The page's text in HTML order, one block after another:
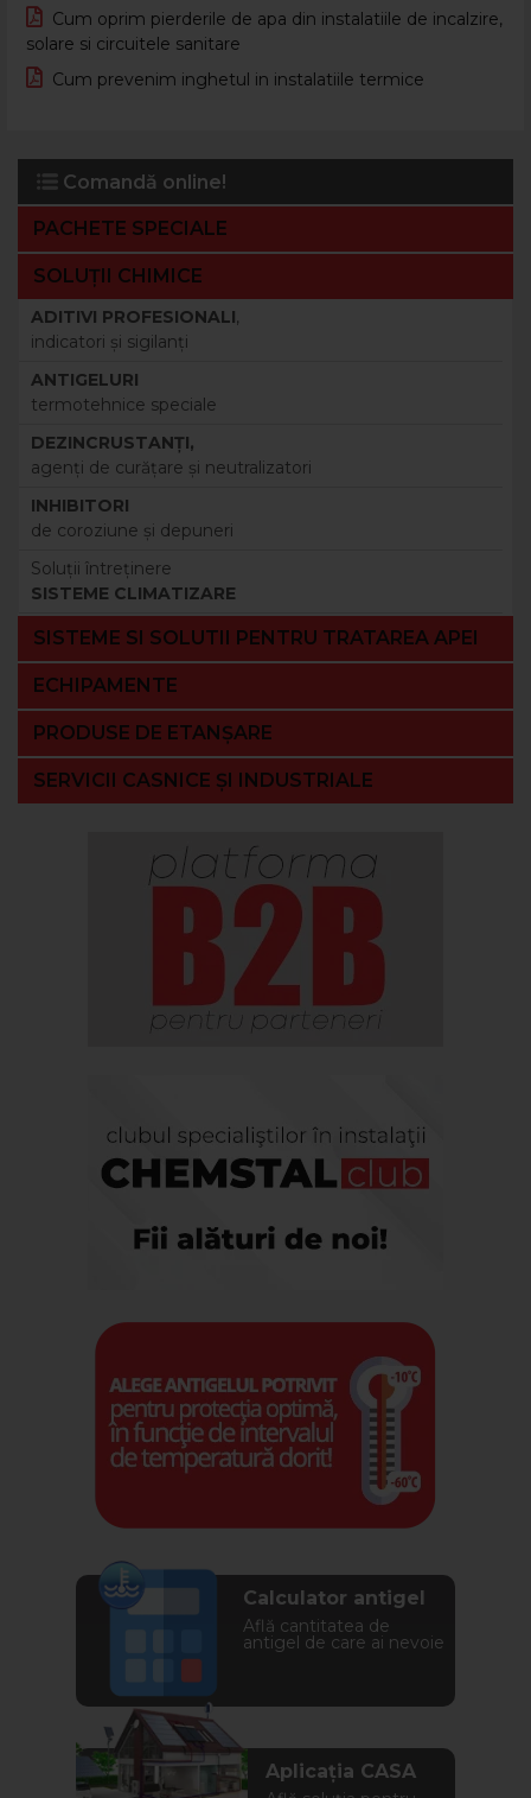
Comandă online!
PACHETE SPECIALE
SOLUȚII CHIMICE
ADITIVI PROFESIONALI,
indicatori şi sigilanţi
ANTIGELURI
termotehnice speciale
DEZINCRUSTANŢI,
agenţi de curăţare şi neutralizatori
INHIBITORI
de coroziune şi depuneri
Soluţii întreţinere
SISTEME CLIMATIZARE
SISTEME SI SOLUTII PENTRU TRATAREA APEI
ECHIPAMENTE
PRODUSE DE ETANȘARE
SERVICII CASNICE ȘI INDUSTRIALE
Calculator antigel
Află cantitatea de
antigel de care ai nevoie
Aplicația CASA
Cum oprim pierderile de apa din instalatiile de incalzire,
solare si circuitele sanitare
Cum prevenim inghetul in instalatiile termice